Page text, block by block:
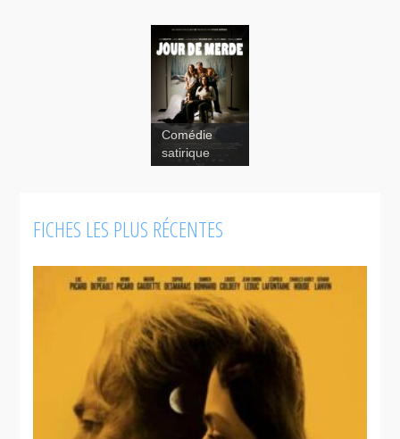
Comédie
satirique
FICHES LES PLUS RÉCENTES